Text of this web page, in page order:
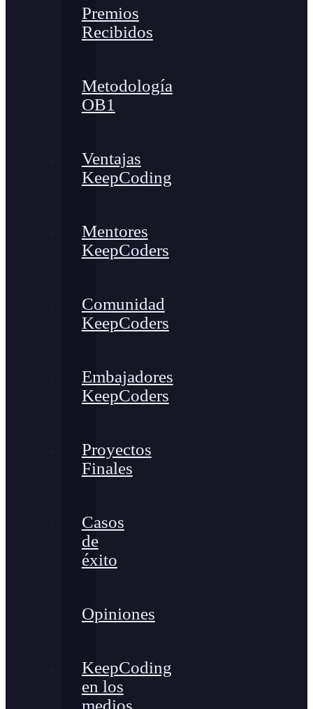
Premios
Recibidos
Metodología
OB1
Ventajas
KeepCoding
Mentores
KeepCoders
Comunidad
KeepCoders
Embajadores
KeepCoders
Proyectos
Finales
Casos
de
éxito
Opiniones
KeepCoding
en los
medios